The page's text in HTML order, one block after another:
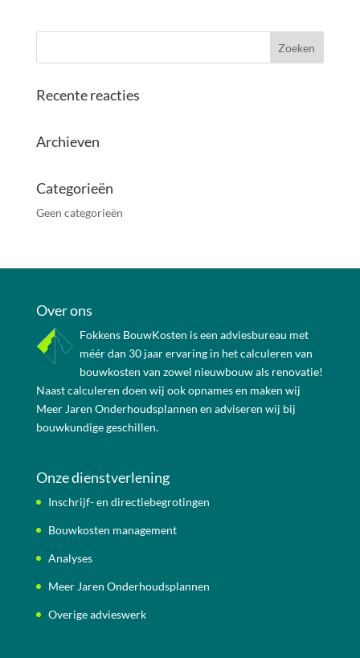
Recente reacties
Archieven
Categorieën
Geen categorieën
Over ons
Fokkens BouwKosten is een adviesbureau met
méér dan 30 jaar ervaring in het calculeren van
bouwkosten van zowel nieuwbouw als renovatie!
Naast calculeren doen wij ook opnames en maken wij
Meer Jaren Onderhoudsplannen en adviseren wij bij
bouwkundige geschillen.
Onze dienstverlening
Inschrijf- en directiebegrotingen
Bouwkosten management
Analyses
Meer Jaren Onderhoudsplannen
Overige advieswerk